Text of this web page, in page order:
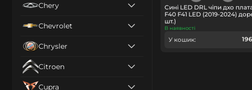
Chery
Chevrolet
Chrysler
Citroen
Cupra
Сині LED DRL чіпи дхо
F40 F41 LED (2019-2024)
шт.)
В наявності
У кошик: